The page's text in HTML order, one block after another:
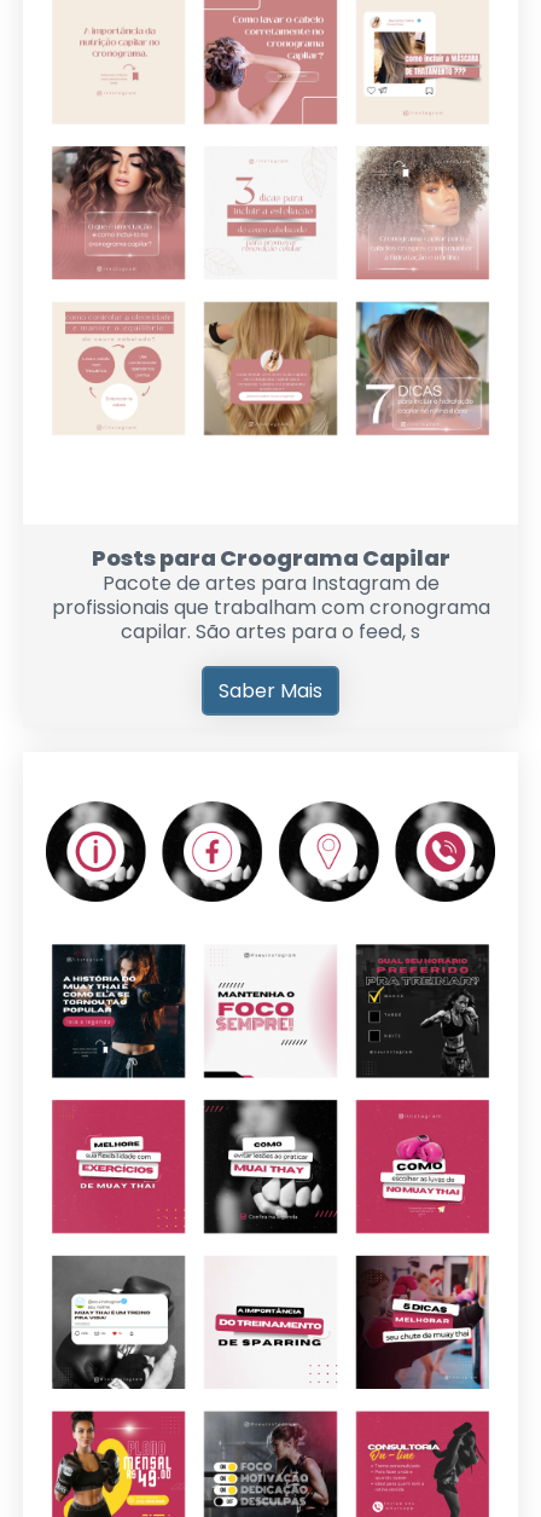
Posts para Croograma Capilar
Pacote de artes para Instagram de
profissionais que trabalham com cronograma
capilar. São artes para o feed, s
Saber Mais